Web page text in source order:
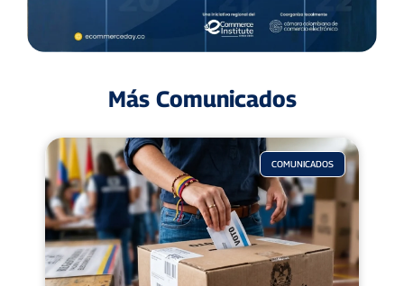
Más Comunicados
COMUNICADOS